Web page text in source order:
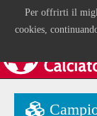
Per offrirti il
cookies,